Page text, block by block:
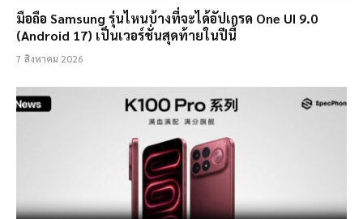
มือถือ Samsung รุ่นไหนบ้างที่จะได้อัปเกรด One UI 9.0
(Android 17) เป็นเวอร์ชั่นสุดท้ายในปีนี้
7 สิงหาคม 2026